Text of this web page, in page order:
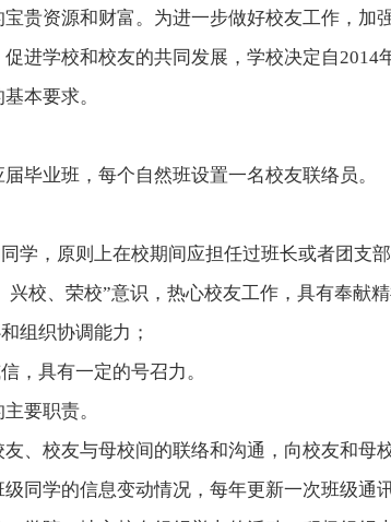
贵资源和财富。为进一步做好校友工作，
进学校和校友的共同发展，学校决定自2014
本要求。
毕业班，每个自然班设置一名校友联络员。
学，原则上在校期间应担任过班长或者团支部
兴校、荣校”意识，热心校友工作，具有奉献精
组织协调能力；
，具有一定的号召力。
要职责。
友、校友与母校间的联络和沟通，向校友和
级同学的信息变动情况，每年更新一次班级通